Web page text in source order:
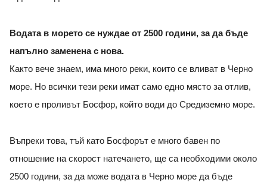
Водата в морето се нуждае от 2500 години, за да бъде
напълно заменена с нова.
Както вече знаем, има много реки, които се вливат в Черно
море. Но всички тези реки имат само едно място за отлив,
което е проливът Босфор, който води до Средиземно море.
Въпреки това, тъй като Босфорът е много бавен по
отношение на скорост натечането, ще са необходими около
2500 години, за да може водата в Черно море да бъде